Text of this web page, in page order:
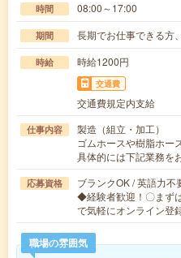
時間 08:00～17:00
期間 長期でお仕事できる方
時給 時給1200円
交通費
交通費規定内支給
仕事内容
製造（組立・加工）
ゴムホースや樹脂ホー
具体的には下記業務を
応募資格
ブランクOK / 英語力不
◆経験者歓迎！〇まず
で気軽にオンライン
職場の雰囲気